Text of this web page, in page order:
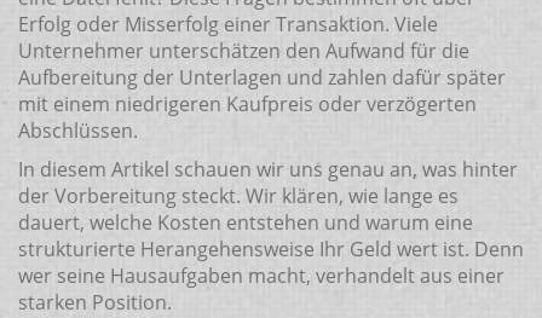
Erfolg oder Misserfolg einer Transaktion. Viele
Unternehmer unterschätzen den Aufwand für die
Aufbereitung der Unterlagen und zahlen dafür später
mit einem niedrigeren Kaufpreis oder verzögerten
Abschlüssen.
In diesem Artikel schauen wir uns genau an, was hinter
der Vorbereitung steckt. Wir klären, wie lange es
dauert, welche Kosten entstehen und warum eine
strukturierte Herangehensweise Ihr Geld wert ist. Denn
wer seine Hausaufgaben macht, verhandelt aus einer
starken Position.